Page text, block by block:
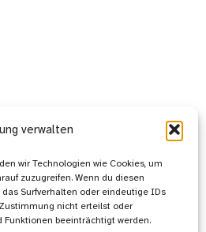
verwalten
wir Technologien wie Cookies, um
zuzugreifen. Wenn du diesen
Surfverhalten oder eindeutige IDs
nicht erteilst oder
beeinträchtigt werden.